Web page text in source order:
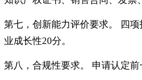
第七，创新能力评价要求。
四
业成长性20分。
第八，合规性要求。 申请认定